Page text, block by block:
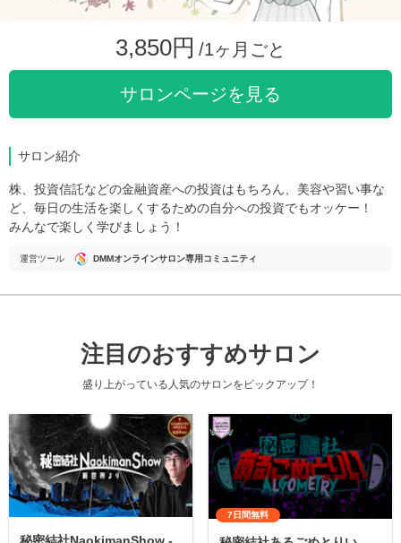
3,850円 /1ヶ月ごと
サロンページを見る
サロン紹介
株、投資信託などの金融資産への投資はもちろん、美容や習い事な
ど、毎日の生活を楽しくするための自分への投資でもオッケー！
みんなで楽しく学びましょう！
運営ツール DMMオンラインサロン専用コミュニティ
注目のおすすめサロン
盛り上がっている人気のサロンをピックアップ！
秘密結社NaokimanShow -
7日間無料